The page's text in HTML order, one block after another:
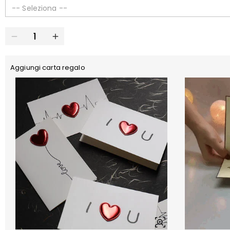
-- Seleziona --
Aggiungi carta regalo